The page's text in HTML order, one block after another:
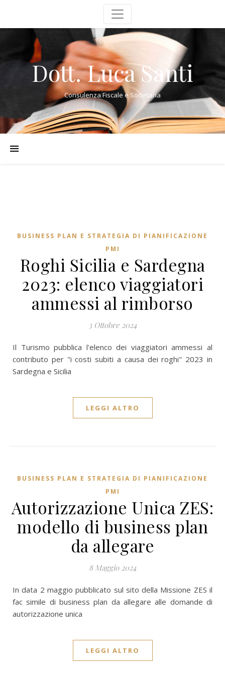
Dott. Luca Santi
Consulenza Fiscale e Societaria
BUSINESS PLAN E STRATEGIA DI PIANIFICAZIONE
PMI
Roghi Sicilia e Sardegna
2023: elenco viaggiatori
ammessi al rimborso
3 Ottobre 2024
Il Turismo pubblica l'elenco dei viaggiatori ammessi al
contributo per "i costi subiti a causa dei roghi" 2023 in
Sardegna e Sicilia
LEGGI ALTRO
BUSINESS PLAN E STRATEGIA DI PIANIFICAZIONE
PMI
Autorizzazione Unica ZES:
modello di business plan
da allegare
8 Maggio 2024
In data 2 maggio pubblicato sul sito della Missione ZES il
fac simile di business plan da allegare alle domande di
autorizzazione unica
LEGGI ALTRO